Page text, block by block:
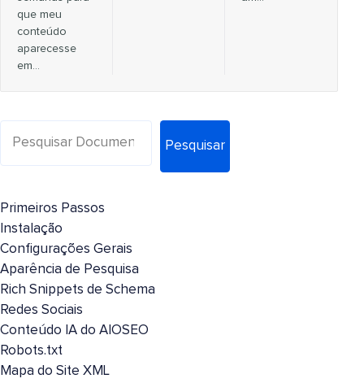
que meu
conteúdo
aparecesse
em…
Pesquisar
Primeiros Passos
Instalação
Configurações Gerais
Aparência de Pesquisa
Rich Snippets de Schema
Redes Sociais
Conteúdo IA do AIOSEO
Robots.txt
Mapa do Site XML